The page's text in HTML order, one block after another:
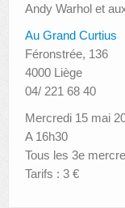
Andy Warhol et
Au Grand Curtius
Féronstrée, 136
4000 Liège
04/ 221 68 40
Mercredi 15 mai
A 16h30
Tous les 3e
Tarifs : 3 €